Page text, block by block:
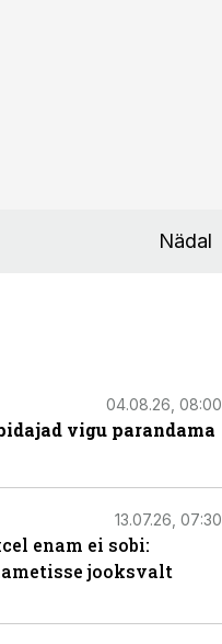
Nädal
04.08.26, 08:00
vigu parandama
13.07.26, 07:30
enam ei sobi:
jooksvalt